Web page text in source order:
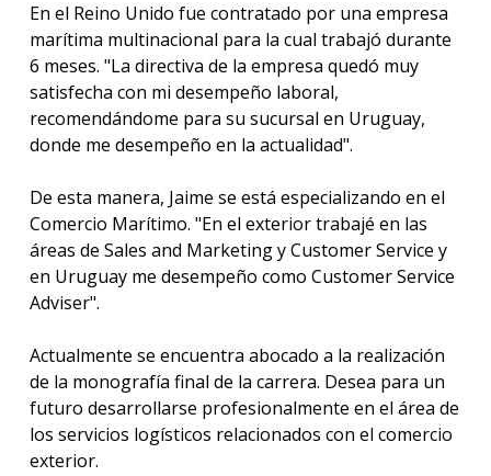
En el Reino Unido fue contratado por una empresa
marítima multinacional para la cual trabajó durante
6 meses. "La directiva de la empresa quedó muy
satisfecha con mi desempeño laboral,
recomendándome para su sucursal en Uruguay,
donde me desempeño en la actualidad".
De esta manera, Jaime se está especializando en el
Comercio Marítimo. "En el exterior trabajé en las
áreas de Sales and Marketing y Customer Service y
en Uruguay me desempeño como Customer Service
Adviser".
Actualmente se encuentra abocado a la realización
de la monografía final de la carrera. Desea para un
futuro desarrollarse profesionalmente en el área de
los servicios logísticos relacionados con el comercio
exterior.